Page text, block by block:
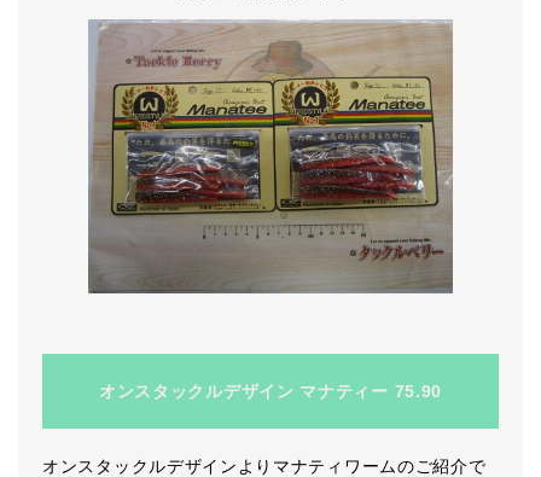
オンスタックルデザイン マナティー 75.90
オンスタックルデザインよりマナティワームのご紹介で